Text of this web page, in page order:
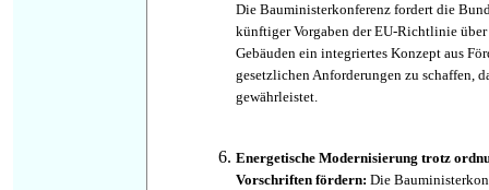
Die Bauministerkonferenz fordert die
künftiger Vorgaben der EU-Richtlinie
Gebäuden ein integriertes Konzept aus
gesetzlichen Anforderungen zu schaffen,
gewährleistet.
Energetische Modernisierung trotz
Vorschriften fördern: Die